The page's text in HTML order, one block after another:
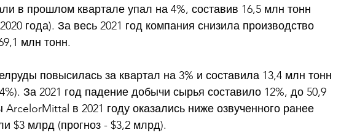
в прошлом квартале упал на 4%, составив 16,5 млн тонн
года). За весь 2021 год компания снизила производство
млн тонн.
повысилась за квартал на 3% и составила 13,4 млн тонн
За 2021 год падение добычи сырья составило 12%, до 50,9
ArcelorMittal в 2021 году оказались ниже озвученного ранее
$3 млрд (прогноз - $3,2 млрд).